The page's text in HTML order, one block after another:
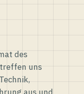
des
uns